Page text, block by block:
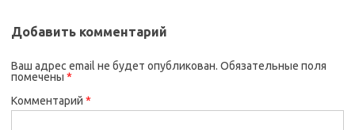
Добавить комментарий
Ваш адрес email не будет опубликован. Обязательные поля
помечены *
Комментарий *